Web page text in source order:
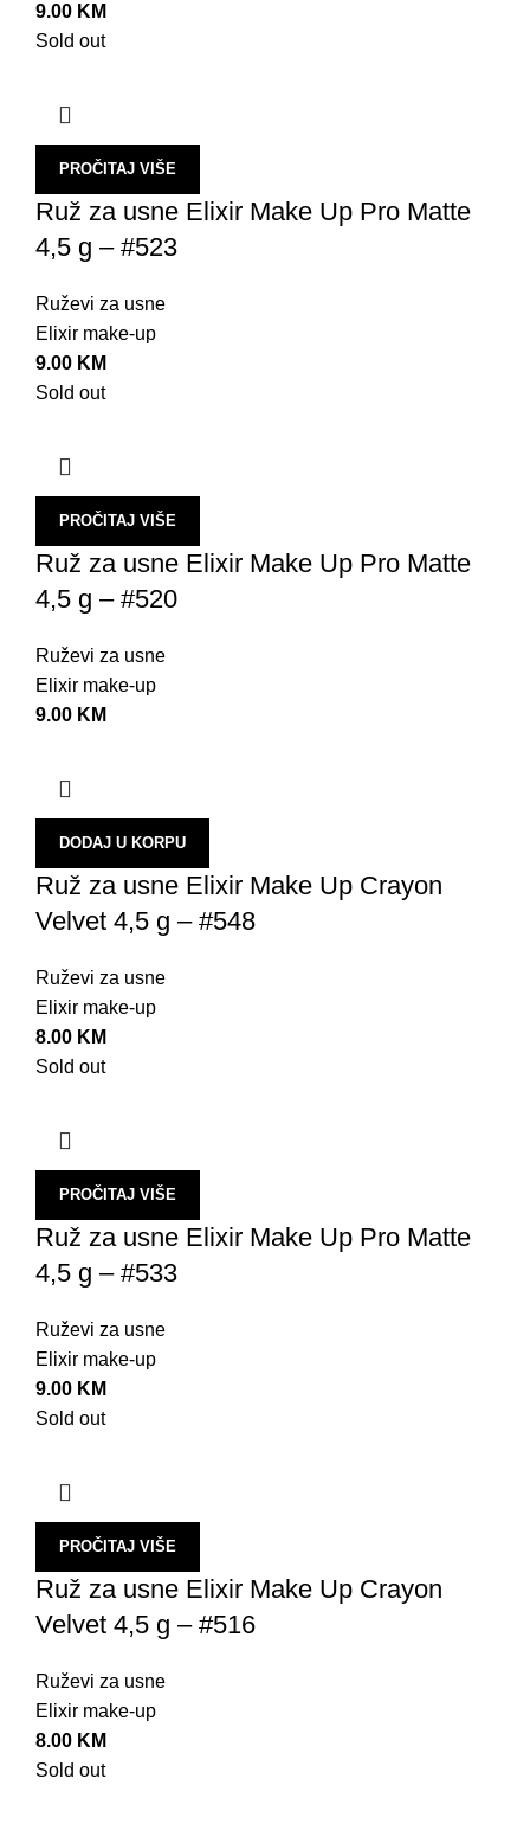
9.00 KM
Sold out
PROČITAJ VIŠE
Ruž za usne Elixir Make Up Pro Matte
4,5 g – #523
Ruževi za usne
Elixir make-up
9.00 KM
Sold out
PROČITAJ VIŠE
Ruž za usne Elixir Make Up Pro Matte
4,5 g – #520
Ruževi za usne
Elixir make-up
9.00 KM
DODAJ U KORPU
Ruž za usne Elixir Make Up Crayon
Velvet 4,5 g – #548
Ruževi za usne
Elixir make-up
8.00 KM
Sold out
PROČITAJ VIŠE
Ruž za usne Elixir Make Up Pro Matte
4,5 g – #533
Ruževi za usne
Elixir make-up
9.00 KM
Sold out
PROČITAJ VIŠE
Ruž za usne Elixir Make Up Crayon
Velvet 4,5 g – #516
Ruževi za usne
Elixir make-up
8.00 KM
Sold out